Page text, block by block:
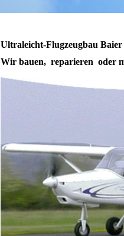
Ultraleicht-Flugzeugbau Baier
Wir bauen, reparieren